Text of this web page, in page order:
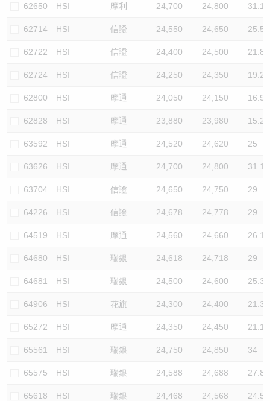
62650 HSI 摩利 24,700 24,800 31.1
62714 HSI 信證 24,550 24,650 25.5
62722 HSI 信證 24,400 24,500 21.8
62724 HSI 信證 24,250 24,350 19.2
62800 HSI 摩通 24,050 24,150 16.9
62828 HSI 摩通 23,880 23,980 15.2
63592 HSI 摩通 24,520 24,620 25
63626 HSI 摩通 24,700 24,800 31.1
63704 HSI 信證 24,650 24,750 29
64226 HSI 信證 24,678 24,778 29
64519 HSI 摩通 24,560 24,660 26.1
64680 HSI 瑞銀 24,618 24,718 29
64681 HSI 瑞銀 24,500 24,600 25.3
64906 HSI 花旗 24,300 24,400 21.3
65272 HSI 摩通 24,350 24,450 21.1
65561 HSI 瑞銀 24,750 24,850 34
65575 HSI 瑞銀 24,588 24,688 27.8
65618 HSI 瑞銀 24,468 24,568 24.5